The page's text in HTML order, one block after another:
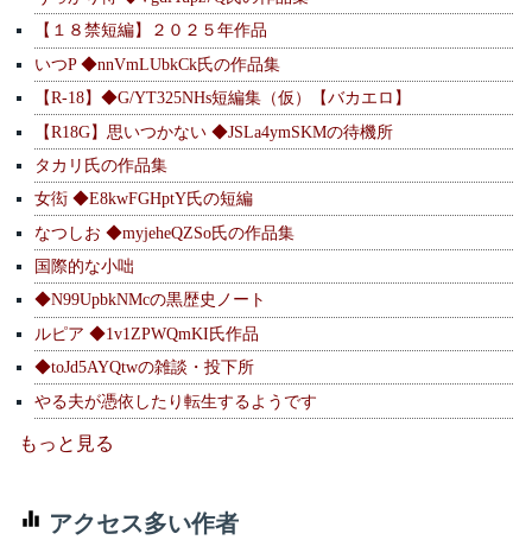
【１８禁短編】２０２５年作品
いつP ◆nnVmLUbkCk氏の作品集
【R-18】◆G/YT325NHs短編集（仮）【バカエロ】
【R18G】思いつかない ◆JSLa4ymSKMの待機所
タカリ氏の作品集
女衒 ◆E8kwFGHptY氏の短編
なつしお ◆myjeheQZSo氏の作品集
国際的な小咄
◆N99UpbkNMcの黒歴史ノート
ルピア ◆1v1ZPWQmKI氏作品
◆toJd5AYQtwの雑談・投下所
やる夫が憑依したり転生するようです
もっと見る
アクセス多い作者